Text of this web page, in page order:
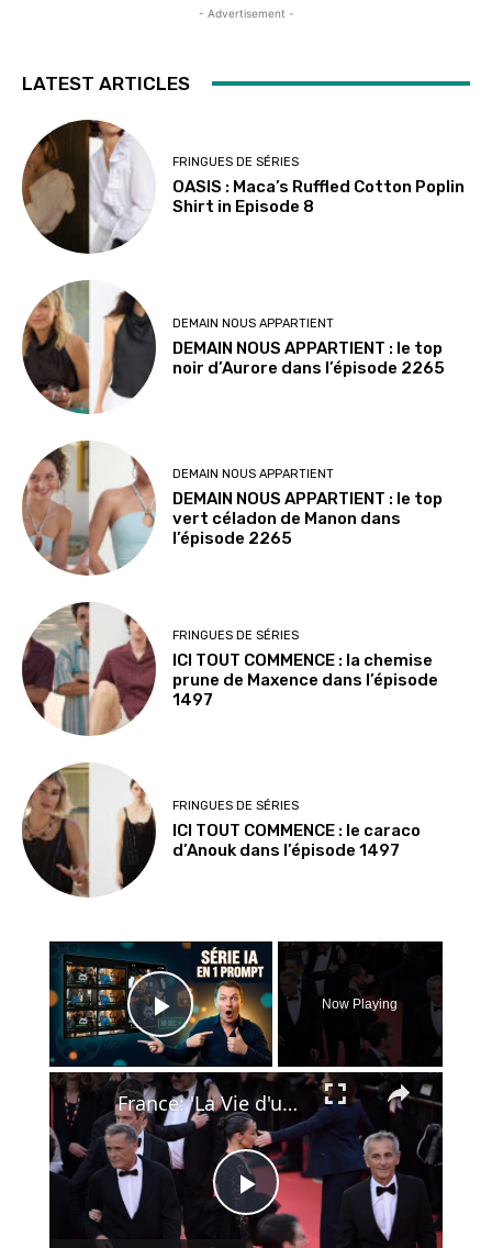
- Advertisement -
LATEST ARTICLES
FRINGUES DE SÉRIES
OASIS : Maca’s Ruffled Cotton Poplin
Shirt in Episode 8
DEMAIN NOUS APPARTIENT
DEMAIN NOUS APPARTIENT : le top
noir d’Aurore dans l’épisode 2265
DEMAIN NOUS APPARTIENT
DEMAIN NOUS APPARTIENT : le top
vert céladon de Manon dans
l’épisode 2265
FRINGUES DE SÉRIES
ICI TOUT COMMENCE : la chemise
prune de Maxence dans l’épisode
1497
FRINGUES DE SÉRIES
ICI TOUT COMMENCE : le caraco
d’Anouk dans l’épisode 1497
×
Play Video
Now Playing
×
Play
France: 'La Vie d'une femme' premieres at 79th Cannes Film Festival.